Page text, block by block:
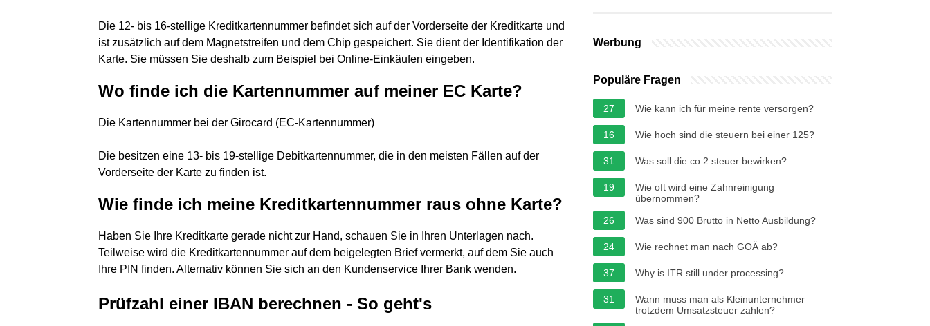
Die 12- bis 16-stellige Kreditkartennummer befindet sich auf der Vorderseite der Kreditkarte und
ist zusätzlich auf dem Magnetstreifen und dem Chip gespeichert. Sie dient der Identifikation der
Karte. Sie müssen Sie deshalb zum Beispiel bei Online-Einkäufen eingeben.
Wo finde ich die Kartennummer auf meiner EC Karte?
Die Kartennummer bei der Girocard (EC-Kartennummer)
Die besitzen eine 13- bis 19-stellige Debitkartennummer, die in den meisten Fällen auf der
Vorderseite der Karte zu finden ist.
Wie finde ich meine Kreditkartennummer raus ohne Karte?
Haben Sie Ihre Kreditkarte gerade nicht zur Hand, schauen Sie in Ihren Unterlagen nach.
Teilweise wird die Kreditkartennummer auf dem beigelegten Brief vermerkt, auf dem Sie auch
Ihre PIN finden. Alternativ können Sie sich an den Kundenservice Ihrer Bank wenden.
Prüfzahl einer IBAN berechnen - So geht's
Werbung
Populäre Fragen
27 Wie kann ich für meine rente versorgen?
16 Wie hoch sind die steuern bei einer 125?
31 Was soll die co 2 steuer bewirken?
19
Wie oft wird eine Zahnreinigung
übernommen?
26
Was sind 900 Brutto in Netto Ausbildung?
24 Wie rechnet man nach GOÄ ab?
37 Why is ITR still under processing?
31
Wann muss man als Kleinunternehmer
trotzdem Umsatzsteuer zahlen?